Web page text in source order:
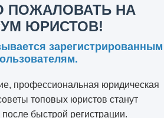
ПОЖАЛОВАТЬ НА
ЮРИСТОВ!
зарегистрированным
профессиональная юридическая
топовых юристов станут
быстрой регистрации.